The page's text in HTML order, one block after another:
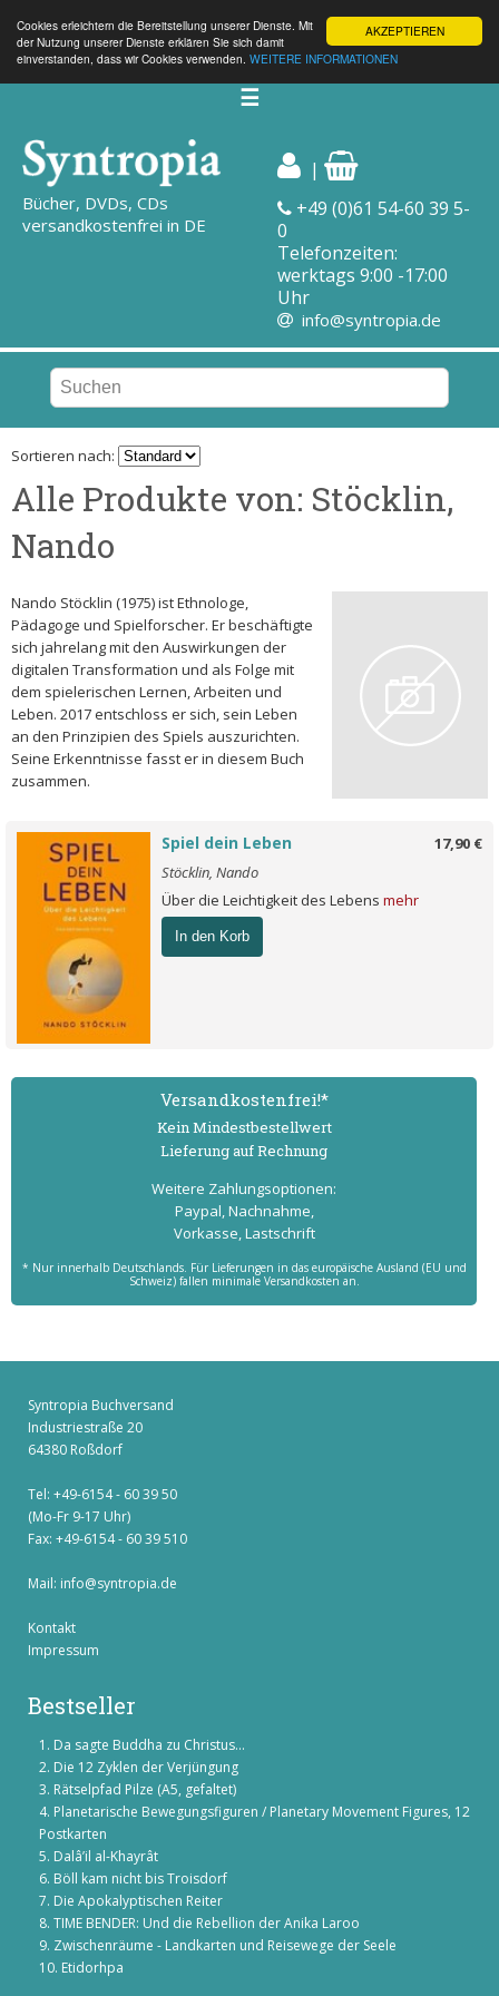
AKZEPTIEREN
Cookies erleichtern die Bereitstellung unserer Dienste. Mit
der Nutzung unserer Dienste erklären Sie sich damit
einverstanden, dass wir Cookies verwenden. WEITERE INFORMATIONEN
☰
Bücher, DVDs, CDs
versandkostenfrei in DE
|
+49 (0)61 54-60 39 5-
0
Telefonzeiten:
werktags 9:00 -17:00
Uhr
info@syntropia.de
Sortieren nach:
Alle Produkte von: Stöcklin,
Nando
Nando Stöcklin (1975) ist Ethnologe,
Pädagoge und Spielforscher. Er beschäftigte
sich jahrelang mit den Auswirkungen der
digitalen Transformation und als Folge mit
dem spielerischen Lernen, Arbeiten und
Leben. 2017 entschloss er sich, sein Leben
an den Prinzipien des Spiels auszurichten.
Seine Erkenntnisse fasst er in diesem Buch
zusammen.
17,90 €
Spiel dein Leben
Stöcklin, Nando
Über die Leichtigkeit des Lebens mehr
In den Korb
Versand­kostenfrei!*
Kein Mindest­bestell­wert
Lieferung auf Rechnung
Weitere Zahlungs­optionen:
Paypal, Nachnahme,
Vorkasse, Lastschrift
* Nur innerhalb Deutschlands. Für Lieferungen in das europäische Ausland (EU und
Schweiz) fallen minimale Versandkosten an.
Syntropia Buchversand
Industriestraße 20
64380 Roßdorf
Tel: +49-6154 - 60 39 50
(Mo-Fr 9-17 Uhr)
Fax: +49-6154 - 60 39 510
Mail: info@syntropia.de
Kontakt
Impressum
Bestseller
Da sagte Buddha zu Christus...
Die 12 Zyklen der Verjüngung
Rätselpfad Pilze (A5, gefaltet)
Planetarische Bewegungsfiguren / Planetary Movement Figures, 12
Postkarten
Dalâ’il al-Khayrât
Böll kam nicht bis Troisdorf
Die Apokalyptischen Reiter
TIME BENDER: Und die Rebellion der Anika Laroo
Zwischenräume - Landkarten und Reisewege der Seele
Etidorhpa